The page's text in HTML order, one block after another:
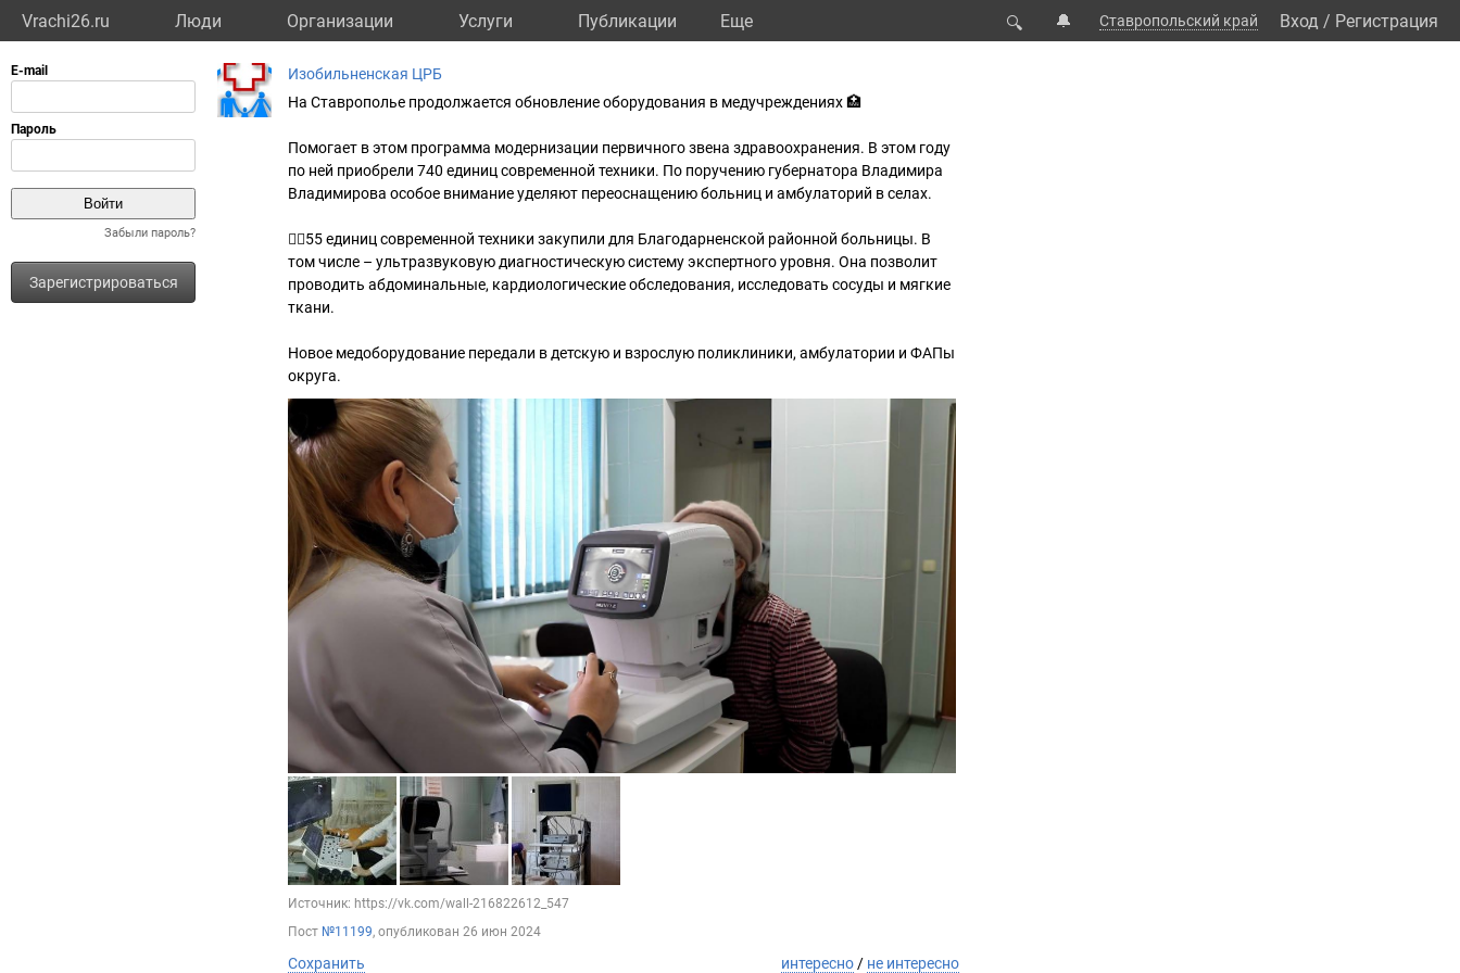
Vrachi26.ru Люди Организации Услуги Публикации Eще 🔍 🔔 Ставропольский край Вход / Регистрация
Забыли пароль?
Зарегистрироваться
Изобильненская ЦРБ
На Ставрополье продолжается обновление оборудования в медучреждениях 🏥
Помогает в этом программа модернизации первичного звена здравоохранения. В этом году
по ней приобрели 740 единиц современной техники. По поручению губернатора Владимира
Владимирова особое внимание уделяют переоснащению больниц и амбулаторий в селах.
👨‍⚕️55 единиц современной техники закупили для Благодарненской районной больницы. В
том числе – ультразвуковую диагностическую систему экспертного уровня. Она позволит
проводить абдоминальные, кардиологические обследования, исследовать сосуды и мягкие
ткани.
Новое медоборудование передали в детскую и взрослую поликлиники, амбулатории и ФАПы
округа.
Источник: https://vk.com/wall-216822612_547
Пост №11199, опубликован 26 июн 2024
Сохранить интересно/ не интересно